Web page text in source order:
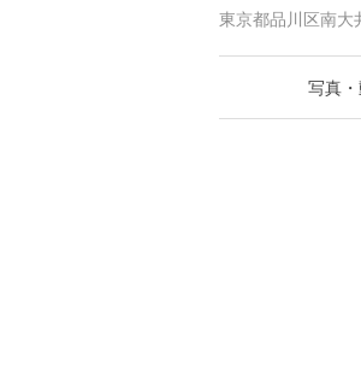
東京都品川区南大
写真